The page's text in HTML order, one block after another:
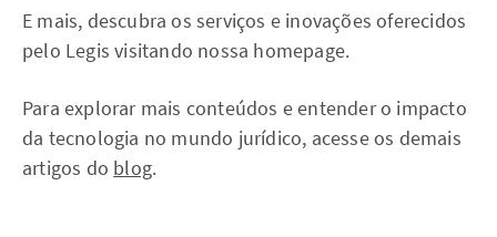
E mais, descubra os serviços e inovações oferecidos
pelo Legis visitando nossa homepage.
Para explorar mais conteúdos e entender o impacto
da tecnologia no mundo jurídico, acesse os demais
artigos do blog.